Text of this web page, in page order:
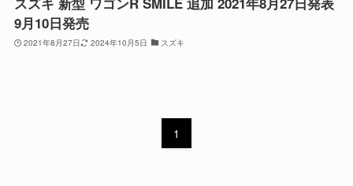
9月10日発売
2021年8月27日 2024年10月5日 スズキ
1